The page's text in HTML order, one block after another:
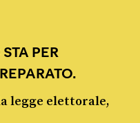
PER
legge elettorale,
- 2026